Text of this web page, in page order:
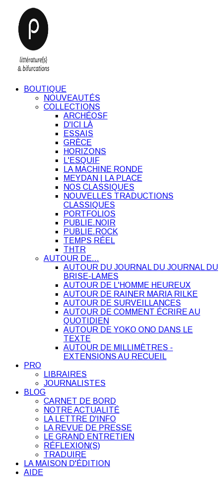
BOUTIQUE
NOUVEAUTÉS
COLLECTIONS
ARCHÉOSF
D'ICI LÀ
ESSAIS
GRÈCE
HORIZONS
L'ESQUIF
LA MACHINE RONDE
MEYDAN | LA PLACE
NOS CLASSIQUES
NOUVELLES TRADUCTIONS
CLASSIQUES
PORTFOLIOS
PUBLIE.NOIR
PUBLIE.ROCK
TEMPS RÉEL
THTR
AUTOUR DE…
AUTOUR DU JOURNAL DU JOURNAL DU
BRISE-LAMES
AUTOUR DE L'HOMME HEUREUX
AUTOUR DE RAINER MARIA RILKE
AUTOUR DE SURVEILLANCES
AUTOUR DE COMMENT ÉCRIRE AU
QUOTIDIEN
AUTOUR DE YOKO ONO DANS LE
TEXTE
AUTOUR DE MILLIMÈTRES -
EXTENSIONS AU RECUEIL
PRO
LIBRAIRES
JOURNALISTES
BLOG
CARNET DE BORD
NOTRE ACTUALITÉ
LA LETTRE D'INFO
LA REVUE DE PRESSE
LE GRAND ENTRETIEN
RÉFLEXION(S)
TRADUIRE
LA MAISON D'ÉDITION
AIDE